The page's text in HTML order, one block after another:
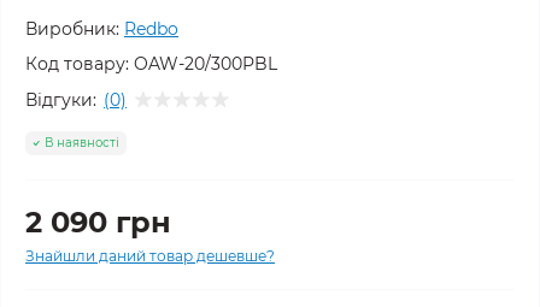
Виробник: Redbo
Код товару: OAW-20/300PBL
Відгуки: (0)
В наявності
2 090 грн
Знайшли даний товар дешевше?